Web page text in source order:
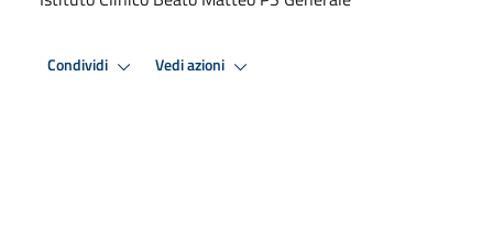
Condividi Vedi azioni